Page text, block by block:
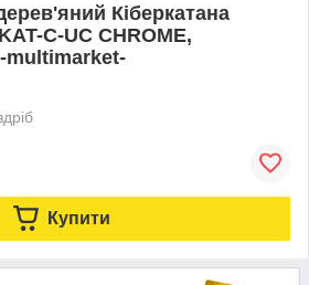
Кіберкатана
C-UC CHROME,
multimarket-
Купити